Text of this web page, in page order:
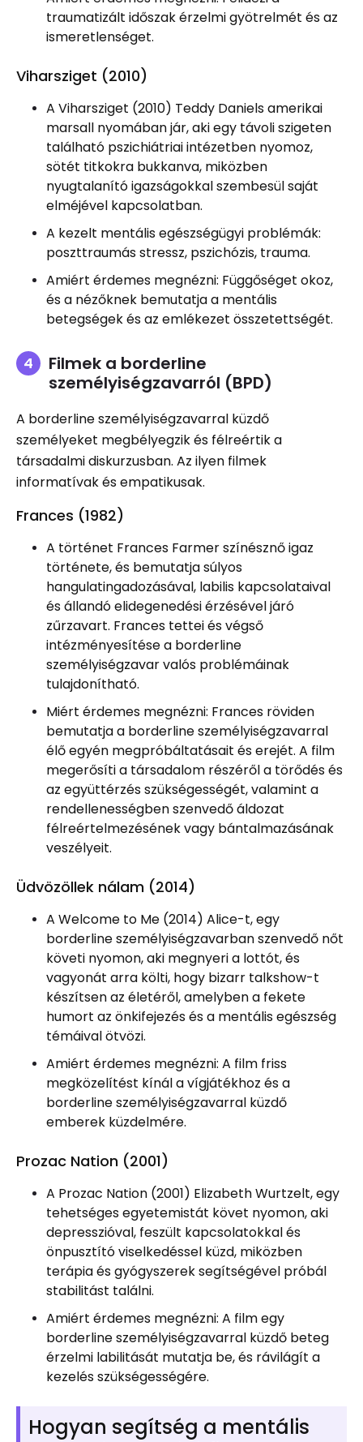
traumatizált időszak érzelmi gyötrelmét és az
ismeretlenséget.
Viharsziget (2010)
A Viharsziget (2010) Teddy Daniels amerikai
marsall nyomában jár, aki egy távoli szigeten
található pszichiátriai intézetben nyomoz,
sötét titkokra bukkanva, miközben
nyugtalanító igazságokkal szembesül saját
elméjével kapcsolatban.
A kezelt mentális egészségügyi problémák:
poszttraumás stressz, pszichózis, trauma.
Amiért érdemes megnézni: Függőséget okoz,
és a nézőknek bemutatja a mentális
betegségek és az emlékezet összetettségét.
Filmek a borderline
személyiségzavarról (BPD)
A borderline személyiségzavarral küzdő
személyeket megbélyegzik és félreértik a
társadalmi diskurzusban. Az ilyen filmek
informatívak és empatikusak.
Frances (1982)
A történet Frances Farmer színésznő igaz
története, és bemutatja súlyos
hangulatingadozásával, labilis kapcsolataival
és állandó elidegenedési érzésével járó
zűrzavart. Frances tettei és végső
intézményesítése a borderline
személyiségzavar valós problémáinak
tulajdonítható.
Miért érdemes megnézni: Frances röviden
bemutatja a borderline személyiségzavarral
élő egyén megpróbáltatásait és erejét. A film
megerősíti a társadalom részéről a törődés és
az együttérzés szükségességét, valamint a
rendellenességben szenvedő áldozat
félreértelmezésének vagy bántalmazásának
veszélyeit.
Üdvözöllek nálam (2014)
A Welcome to Me (2014) Alice-t, egy
borderline személyiségzavarban szenvedő nőt
követi nyomon, aki megnyeri a lottót, és
vagyonát arra költi, hogy bizarr talkshow-t
készítsen az életéről, amelyben a fekete
humort az önkifejezés és a mentális egészség
témáival ötvözi.
Amiért érdemes megnézni: A film friss
megközelítést kínál a vígjátékhoz és a
borderline személyiségzavarral küzdő
emberek küzdelmére.
Prozac Nation (2001)
A Prozac Nation (2001) Elizabeth Wurtzelt, egy
tehetséges egyetemistát követ nyomon, aki
depresszióval, feszült kapcsolatokkal és
önpusztító viselkedéssel küzd, miközben
terápia és gyógyszerek segítségével próbál
stabilitást találni.
Amiért érdemes megnézni: A film egy
borderline személyiségzavarral küzdő beteg
érzelmi labilitását mutatja be, és rávilágít a
kezelés szükségességére.
Hogyan segítség a mentális